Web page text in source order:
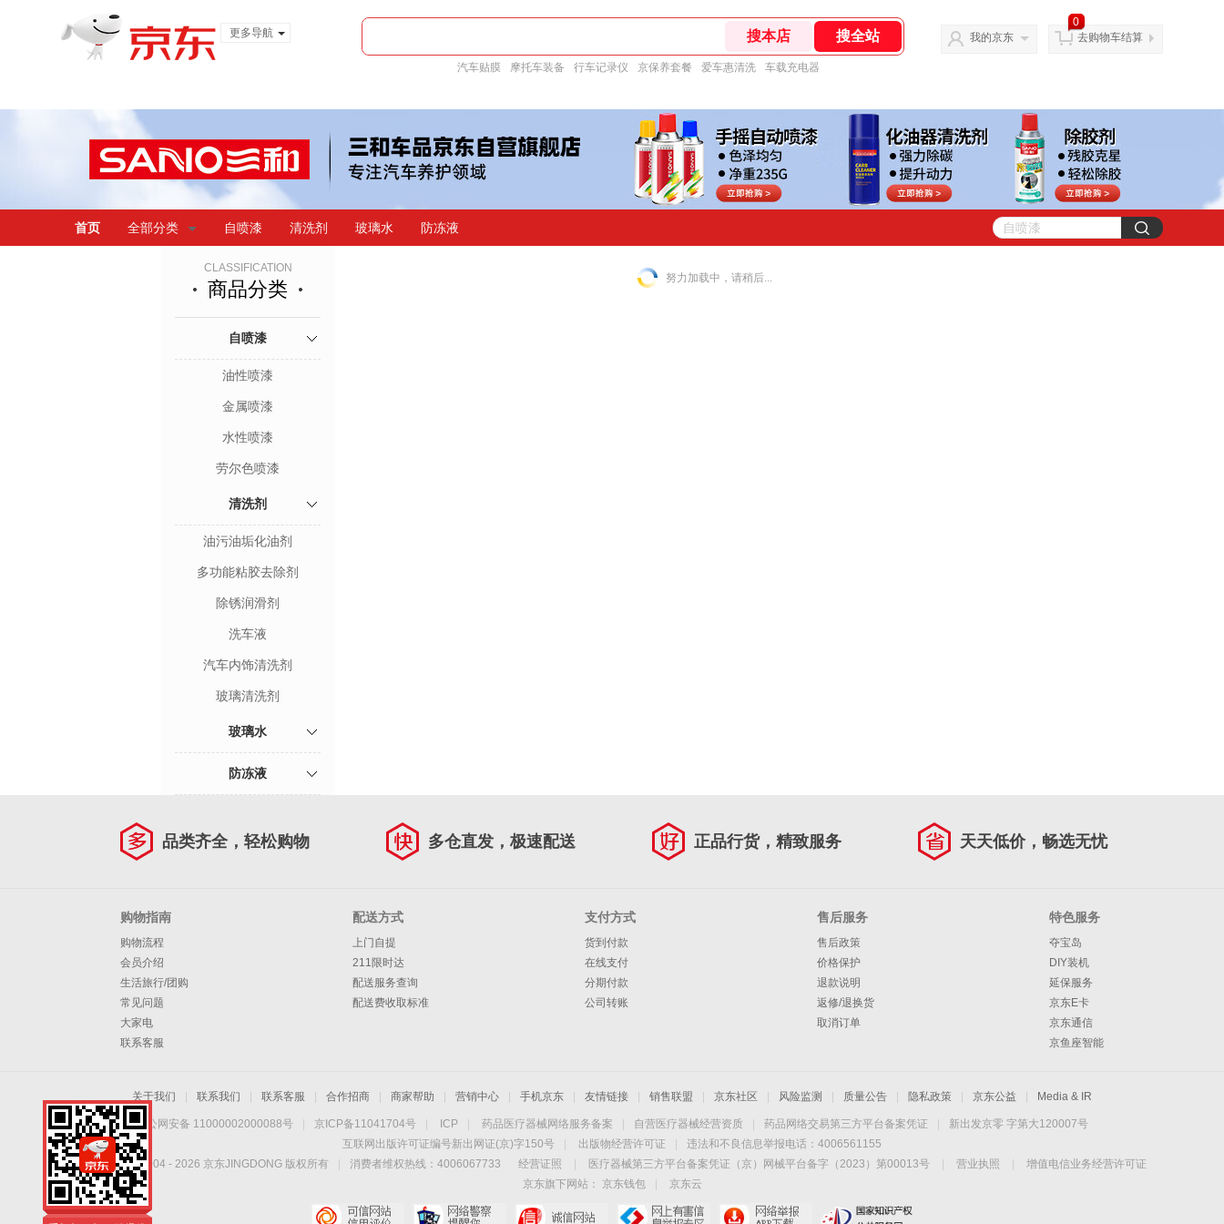
更多导航
汽车贴膜 摩托车装备 行车记录仪 京保养套餐 爱车惠清洗 车载充电器
我的京东
0
去购物车结算
首页 全部分类 自喷漆 清洗剂 玻璃水 防冻液
CLASSIFICATION
商品分类
自喷漆
油性喷漆
金属喷漆
水性喷漆
劳尔色喷漆
清洗剂
油污油垢化油剂
多功能粘胶去除剂
除锈润滑剂
洗车液
汽车内饰清洗剂
玻璃清洗剂
玻璃水
防冻液
努力加载中，请稍后...
品类齐全，轻松购物 多仓直发，极速配送 正品行货，精致服务 天天低价，畅选无忧
购物指南
购物流程
会员介绍
生活旅行/团购
常见问题
大家电
联系客服
配送方式
上门自提
211限时达
配送服务查询
配送费收取标准
支付方式
货到付款
在线支付
分期付款
公司转账
售后服务
售后政策
价格保护
退款说明
返修/退换货
取消订单
特色服务
夺宝岛
DIY装机
延保服务
京东E卡
京东通信
京鱼座智能
关于我们 联系我们 联系客服 合作招商 商家帮助 营销中心 手机京东 友情链接 销售联盟 京东社区 风险监测 质量公告 隐私政策 京东公益 Media & IR
京公网安备 11000002000088号 京ICP备11041704号 ICP 药品医疗器械网络服务备案 自营医疗器械经营资质 药品网络交易第三方平台备案凭证
新出发京零 字第大120007号
互联网出版许可证编号新出网证(京)字150号
出版物经营许可证
违法和不良信息举报电话：4006561155
Copyright © 2004 - 2026 京东JINGDONG 版权所有 消费者维权热线：4006067733 经营证照 医疗器械第三方平台备案凭证（京）网械平台备字（2023）第00013号 营业执照
增值电信业务经营许可证
京东旗下网站：
京东钱包
京东云
手机扫一扫，劲爆优
惠触手可得！